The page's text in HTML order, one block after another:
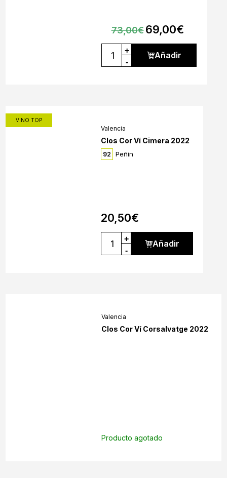
73,00€ 69,00€
+
-
Añadir
VINO TOP
Valencia
Clos Cor Ví Cimera 2022
92 Peñin
20,50€
+
-
Añadir
Valencia
Clos Cor Ví Corsalvatge 2022
Producto agotado